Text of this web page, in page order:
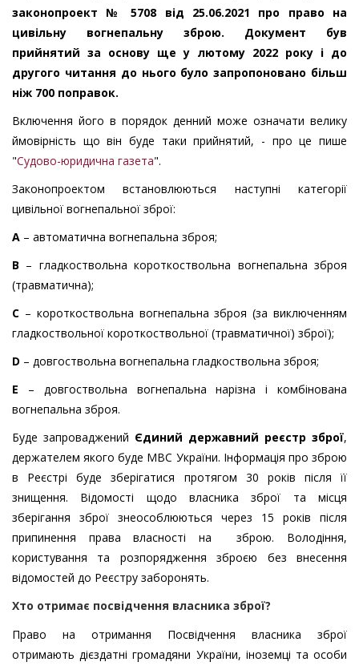
законопроект № 5708 від 25.06.2021 про право на
цивільну вогнепальну зброю. Документ був
прийнятий за основу ще у лютому 2022 року і до
другого читання до нього було запропоновано більш
ніж 700 поправок.
Включення його в порядок денний може означати велику
ймовірність що він буде таки прийнятий, - про це пише
"Судово-юридична газета".
Законопроектом встановлюються наступні категорії
цивільної вогнепальної зброї:
А – автоматична вогнепальна зброя;
В – гладкоствольна короткоствольна вогнепальна зброя
(травматична);
С – короткоствольна вогнепальна зброя (за виключенням
гладкоствольної короткоствольної (травматичної) зброї);
D – довгоствольна вогнепальна гладкоствольна зброя;
Е – довгоствольна вогнепальна нарізна і комбінована
вогнепальна зброя.
Буде запроваджений Єдиний державний реєстр зброї,
держателем якого буде МВС України. Інформація про зброю
в Реєстрі буде зберігатися протягом 30 років після її
знищення. Відомості щодо власника зброї та місця
зберігання зброї знеособлюються через 15 років після
припинення права власності на зброю. Володіння,
користування та розпорядження зброєю без внесення
відомостей до Реєстру заборонять.
Хто отримає посвідчення власника зброї?
Право на отримання Посвідчення власника зброї
отримають дієздатні громадяни України, іноземці та особи